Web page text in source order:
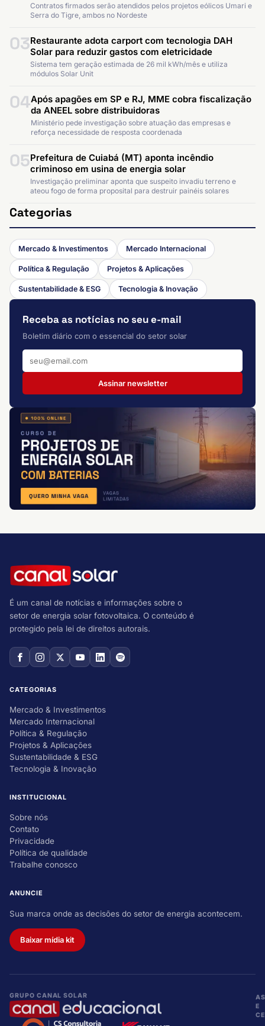
Contratos firmados serão atendidos pelos projetos eólicos Umari e
Serra do Tigre, ambos no Nordeste
03Restaurante adota carport com tecnologia DAH
Solar para reduzir gastos com eletricidade
Sistema tem geração estimada de 26 mil kWh/mês e utiliza
módulos Solar Unit
04Após apagões em SP e RJ, MME cobra fiscalização
da ANEEL sobre distribuidoras
Ministério pede investigação sobre atuação das empresas e
reforça necessidade de resposta coordenada
05Prefeitura de Cuiabá (MT) aponta incêndio
criminoso em usina de energia solar
Investigação preliminar aponta que suspeito invadiu terreno e
ateou fogo de forma proposital para destruir painéis solares
Categorias
Mercado & Investimentos Mercado Internacional
Política & Regulação Projetos & Aplicações
Sustentabilidade & ESG Tecnologia & Inovação
Receba as notícias no seu e-mail
Boletim diário com o essencial do setor solar
Assinar newsletter
É um canal de notícias e informações sobre o
setor de energia solar fotovoltaica. O conteúdo é
protegido pela lei de direitos autorais.
CATEGORIAS
Mercado & Investimentos
Mercado Internacional
Política & Regulação
Projetos & Aplicações
Sustentabilidade & ESG
Tecnologia & Inovação
INSTITUCIONAL
Sobre nós
Contato
Privacidade
Política de qualidade
Trabalhe conosco
ANUNCIE
Sua marca onde as decisões do setor de energia acontecem.
Baixar mídia kit
GRUPO CANAL SOLAR
E